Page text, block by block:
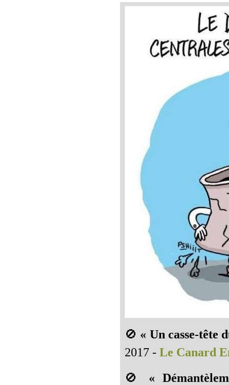
🚫 « Un casse-tête
2017 - Le Canard
🚫 «